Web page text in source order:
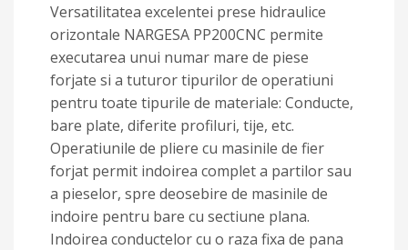
Versatilitatea excelentei prese hidraulice
orizontale NARGESA PP200CNC permite
executarea unui numar mare de piese
forjate si a tuturor tipurilor de operatiuni
pentru toate tipurile de materiale: Conducte,
bare plate, diferite profiluri, tije, etc.
Operatiunile de pliere cu masinile de fier
forjat permit indoirea complet a partilor sau
a pieselor, spre deosebire de masinile de
indoire pentru bare cu sectiune plana.
Indoirea conductelor cu o raza fixa de pana